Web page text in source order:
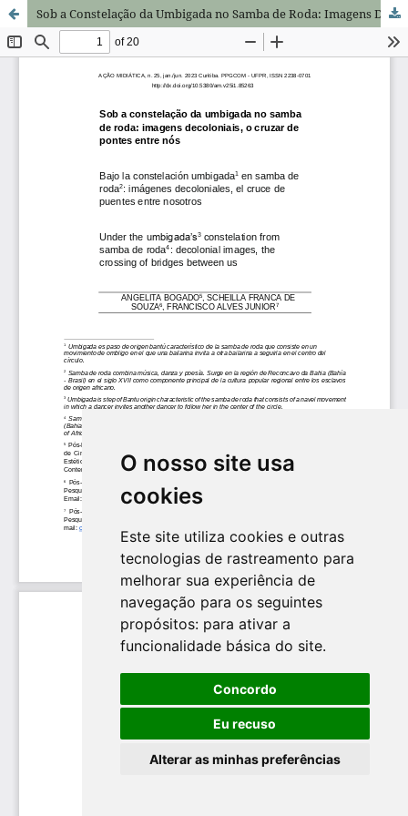
O nosso site usa
cookies
Este site utiliza cookies e outras
tecnologias de rastreamento para
melhorar sua experiência de
navegação para os seguintes
propósitos: para ativar a
funcionalidade básica do site.
Concordo
Eu recuso
Alterar as minhas preferências
Sob a Constelação da Umbigada no Samba de Roda: Imagens Decoloniais, o Cruzar de Pontes Entre Nós